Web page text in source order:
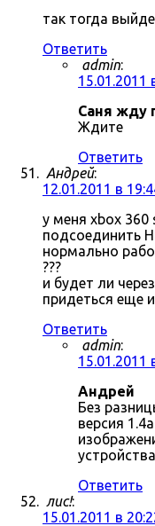
так тогда
Ответить
admin:
15.01.2011
Саня жду
Ждите
Ответить
Андрей:
12.01.2011 в
у меня xbox 360
подсоединить
нормально
???
и будет ли
придеться еще
Ответить
admin:
15.01.2011
Андрей
Без
версия
Ответить
лис!:
15.01.2011 в